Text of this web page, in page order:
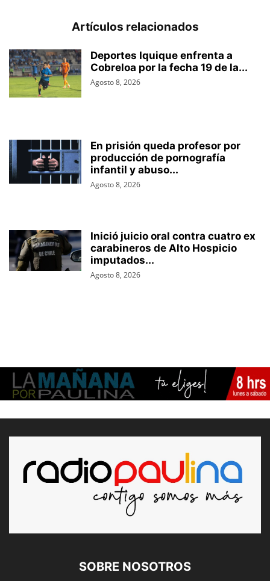
Artículos relacionados
Deportes Iquique enfrenta a
Cobreloa por la fecha 19 de la...
Agosto 8, 2026
En prisión queda profesor por
producción de pornografía
infantil y abuso...
Agosto 8, 2026
Inició juicio oral contra cuatro ex
carabineros de Alto Hospicio
imputados...
Agosto 8, 2026
SOBRE NOSOTROS